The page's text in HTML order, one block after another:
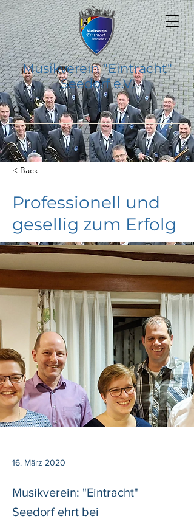
Musikverein "Eintracht"
Seedorf e.V.
< Back
Professionell und
gesellig zum Erfolg
16. März 2020
Musikverein: "Eintracht"
Seedorf ehrt bei